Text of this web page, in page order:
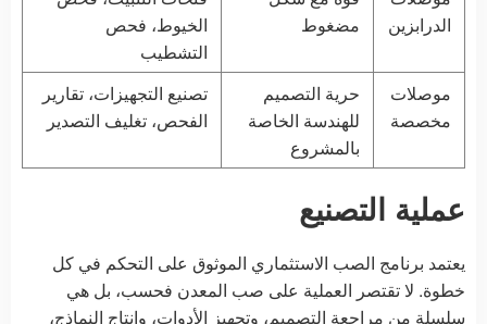
الدرابزين
مضغوط
الخيوط، فحص
التشطيب
موصلات
مخصصة
حرية التصميم
للهندسة الخاصة
بالمشروع
تصنيع التجهيزات، تقارير
الفحص، تغليف التصدير
عملية التصنيع
يعتمد برنامج الصب الاستثماري الموثوق على التحكم في كل
خطوة. لا تقتصر العملية على صب المعدن فحسب، بل هي
سلسلة من مراجعة التصميم، وتجهيز الأدوات، وإنتاج النماذج،